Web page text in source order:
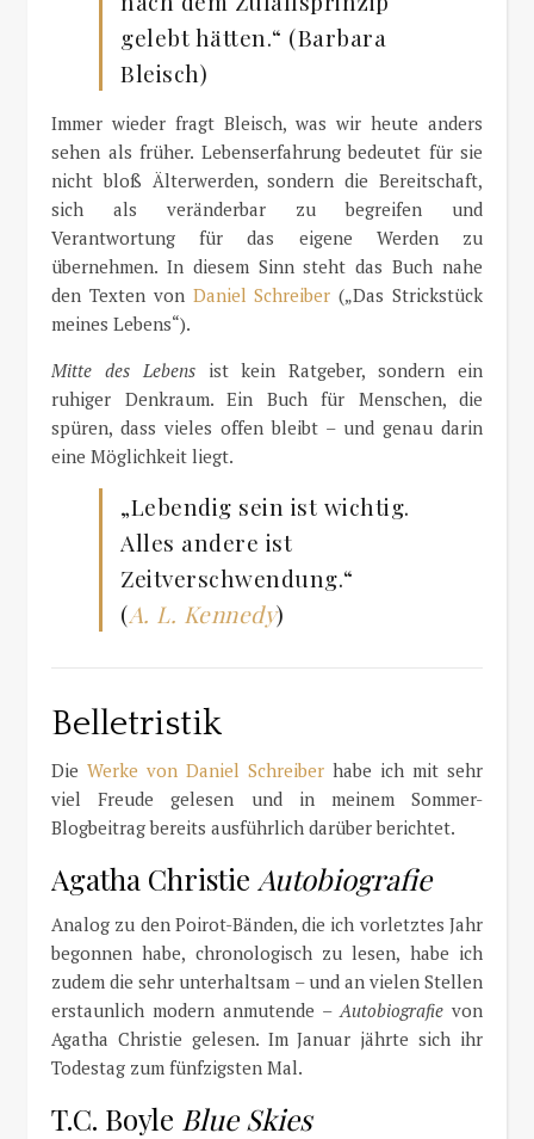
gelebt hätten.“ (Barbara
Bleisch)
Immer wieder fragt Bleisch, was wir heute anders
sehen als früher. Lebenserfahrung bedeutet für sie
nicht bloß Älterwerden, sondern die Bereitschaft,
sich als veränderbar zu begreifen und
Verantwortung für das eigene Werden zu
übernehmen. In diesem Sinn steht das Buch nahe
den Texten von Daniel Schreiber („Das Strickstück
meines Lebens“).
Mitte des Lebensist kein Ratgeber, sondern ein
ruhiger Denkraum. Ein Buch für Menschen, die
spüren, dass vieles offen bleibt – und genau darin
eine Möglichkeit liegt.
„Lebendig sein ist wichtig.
Alles andere ist
Zeitverschwendung.“
(A. L. Kennedy)
Belletristik
Die Werke von Daniel Schreiber habe ich mit sehr
viel Freude gelesen und in meinem Sommer-
Blogbeitrag bereits ausführlich darüber berichtet.
Agatha Christie Autobiografie
Analog zu den Poirot-Bänden, die ich vorletztes Jahr
begonnen habe, chronologisch zu lesen, habe ich
zudem die sehr unterhaltsam – und an vielen Stellen
erstaunlich modern anmutende – Autobiografie von
Agatha Christie gelesen. Im Januar jährte sich ihr
Todestag zum fünfzigsten Mal.
T.C. Boyle Blue Skies